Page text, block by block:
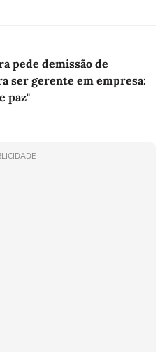
pede demissão de
ser gerente em empresa:
paz"